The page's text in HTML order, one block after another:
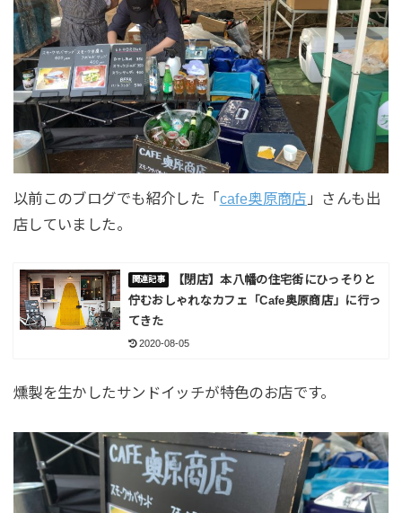
以前このブログでも紹介した「cafe奥原商店 」さんも出
店していました。
【閉店】本八幡の住宅街にひっそりと
佇むおしゃれなカフェ「Cafe奥原商店」に行っ
てきた
2020-08-05
燻製を生かしたサンドイッチが特色のお店です。